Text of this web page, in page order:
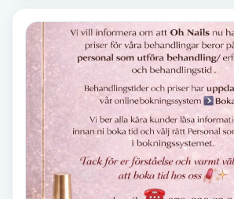
Ortobionomi
Ortopedi
Osteopati